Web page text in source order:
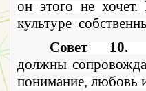
он этого не хочет.
культуре
Совет
должны
понимание, любовь